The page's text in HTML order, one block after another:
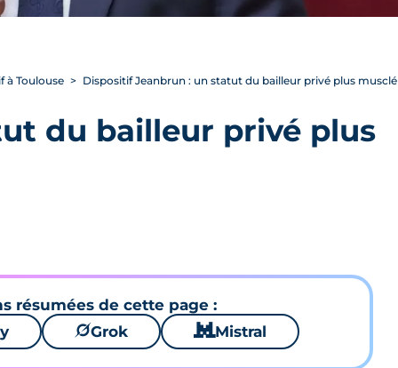
à Toulouse Dispositif Jeanbrun : un statut du bailleur privé plus musclé
du bailleur privé plus
résumées de cette page :
🪐Grok 🐱 Mistral